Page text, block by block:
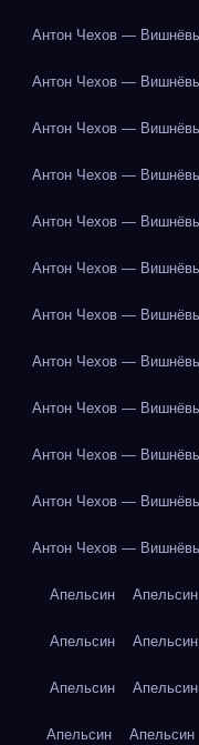
Антон Чехов —
Антон Чехов —
Антон Чехов —
Антон Чехов —
Антон Чехов —
Антон Чехов —
Антон Чехов —
Антон Чехов —
Антон Чехов —
Антон Чехов —
Антон Чехов —
Антон Чехов —
Апельсин Апельсин
Апельсин Апельсин
Апельсин Апельсин
Апельсин Апельсин